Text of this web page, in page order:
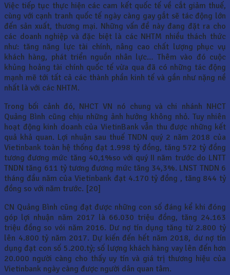
Việc tiếp tục thực hiện các cam kết quốc tế về cắt giảm thuế,
cùng với cạnh tranh quốc tế ngày càng gay gắt sẽ tác động lớn
đến sản xuất, thương mại. Những vấn đề này đang đặt ra cho
các doanh nghiệp và đặc biệt là các NHTM nhiều thách thức
như: tăng năng lực tài chính, nâng cao chất lượng phục vụ
khách hàng, phát triển nguồn nhân lực… Thêm vào đó cuộc
khủng hoảng tài chính quốc tế vừa qua đã có những tác động
mạnh mẽ tới tất cả các thành phần kinh tế và gần như nặng nề
nhất là với các NHTM.
Trong bối cảnh đó, NHCT VN nó chung và chi nhánh NHCT
Quảng Bình cũng chịu những ảnh hưởng không nhỏ. Tuy nhiên
hoạt động kinh doanh của VietinBank vẫn thu được những kết
quả khả quan. Lợi nhuận sau thuế TNDN quý 2 năm 2018 của
Vietinbank toàn hệ thống đạt 1.998 tỷ đồng, tăng 572 tỷ đồng
tương đương mức tăng 40,1%so với quý II năm trước do LNTT
TNDN tăng 611 tỷ tương đương mức tăng 34,3%. LNST TNDN 6
tháng đầu năm của Vietinbank đạt 4.170 tỷ đồng , tăng 844 tỷ
đồng so với năm trước. [20]
CN Quảng Bình cũng đạt được những con số đáng kể khi đóng
góp lợi nhuận năm 2017 là 66.030 triệu đồng, tăng 24.163
triệu đồng so vói năm 2016. Dư nợ tín dụng tăng từ 2.800 tỷ
lên 4.800 tỷ năm 2017. Dự kiến đến hết năm 2018, dư nợ tín
dụng đạt con số 5.200.tỷ; số lượng khách hàng vay lên đến hơn
20.000 người càng cho thấy uy tín và giá trị thương hiệu của
Vietinbank ngày càng được người dân quan tâm.